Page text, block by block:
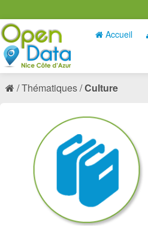
Accueil
Thématiques Culture